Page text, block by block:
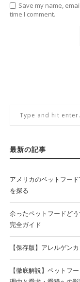
Save my name,
time I comment.
最新の記事
アメリカのペットフー
を探る
余ったペットフードど
完全ガイド
【保存版】アレルゲン
【徹底解説】ペットフ